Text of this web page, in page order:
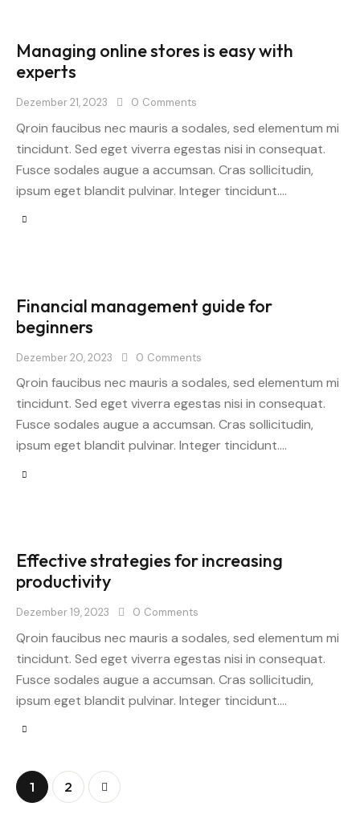
Managing online stores is easy with
experts
Dezember 21, 2023 0 Comments
Qroin faucibus nec mauris a sodales, sed elementum mi
tincidunt. Sed eget viverra egestas nisi in consequat.
Fusce sodales augue a accumsan. Cras sollicitudin,
ipsum eget blandit pulvinar. Integer tincidunt.…
Financial management guide for
beginners
Dezember 20, 2023 0 Comments
Qroin faucibus nec mauris a sodales, sed elementum mi
tincidunt. Sed eget viverra egestas nisi in consequat.
Fusce sodales augue a accumsan. Cras sollicitudin,
ipsum eget blandit pulvinar. Integer tincidunt.…
Effective strategies for increasing
productivity
Dezember 19, 2023 0 Comments
Qroin faucibus nec mauris a sodales, sed elementum mi
tincidunt. Sed eget viverra egestas nisi in consequat.
Fusce sodales augue a accumsan. Cras sollicitudin,
ipsum eget blandit pulvinar. Integer tincidunt.…
1 2